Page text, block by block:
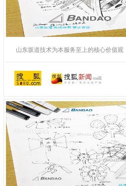
山东坂道技术为本服务至上的核心价值观